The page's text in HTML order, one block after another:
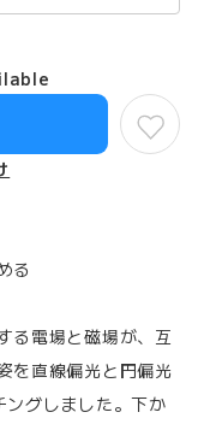
る
る電場と磁場が、互
を直線偏光と円偏光
グしました。下か